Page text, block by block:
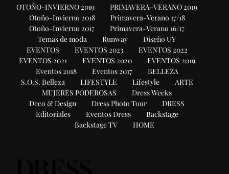
OTOÑO-INVIERNO 2019
PRIMAVERA-VERANO 2019
Otoño-Invierno 2018
Primavera-Verano 17/18
Otoño-Invierno 2017
Primavera-Verano 16/17
Temas de moda
Runway
Diseño UY
EVENTOS
EVENTOS 2023
EVENTOS 2022
EVENTOS 2021
EVENTOS 2020
EVENTOS 2019
Eventos 2018
Eventos 2017
BELLEZA
S.O.S. Belleza
LIFESTYLE Lifestyle
ARTE
MUJERES PODEROSAS
Dress Weeks
Deco & Design
Dress Photo Tour
DRESS
Editoriales
Eventos Dress
Backstage
Backstage TV
HOME